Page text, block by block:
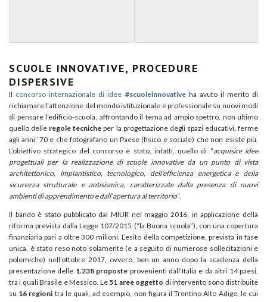
SCUOLE INNOVATIVE, PROCEDURE
DISPERSIVE
Il concorso internazionale di idee #scuoleinnovativeha avuto il merito di
richiamare l’attenzione del mondo istituzionale e professionale su nuovi modi
di pensare l’edificio-scuola, affrontando il tema ad ampio spettro, non ultimo
quello delle regole tecniche per la progettazione degli spazi educativi, ferme
agli anni ‘70 e che fotografano un Paese (fisico e sociale) che non esiste più.
L’obiettivo strategico del concorso è stato, infatti, quello di “acquisire idee
progettuali per la realizzazione di scuole innovative da un punto di vista
architettonico, impiantistico, tecnologico, dell’efficienza energetica e della
sicurezza strutturale e antisismica, caratterizzate dalla presenza di nuovi
ambienti di apprendimento e dall’apertura al territorio”.
Il bando è stato pubblicato dal MIUR nel maggio 2016, in applicazione della
riforma prevista dalla Legge 107/2015 (“la Buona scuola”), con una copertura
finanziaria pari a oltre 300 milioni. L’esito della competizione, prevista in fase
unica, è stato reso noto solamente (e a seguito di numerose sollecitazioni e
polemiche) nell’ottobre 2017, ovvero, ben un anno dopo la scadenza della
presentazione delle 1.238 proposte provenienti dall’Italia e da altri 14 paesi,
tra i quali Brasile e Messico. Le 51 aree oggetto di intervento sono distribuite
su 16 regioni tra le quali, ad esempio, non figura il Trentino Alto Adige, le cui